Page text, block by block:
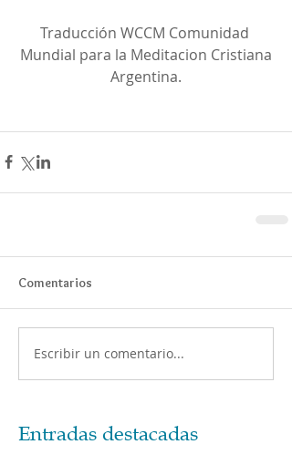
Traducción WCCM Comunidad
Mundial para la Meditacion Cristiana
Argentina.
Comentarios
Escribir un comentario...
Entradas destacadas